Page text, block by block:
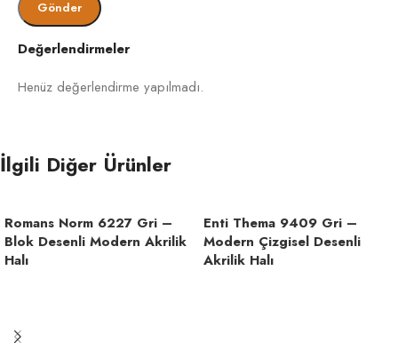
bezle hafif silme yapılır. Hav yönünde çalışmak
halıyı korur.
Lekeler tazeyken temizlenmelidir. İz tekrarlarsa
Bölge hafifçe taranarak eski formuna getirilir.
Değerlendirmeler
Henüz değerlendirme yapılmadı.
İlgili Diğer Ürünler
Romans Norm 6227 Gri –
Blok Desenli Modern Akrilik
Halı
Enti Thema 9409 Gri –
Modern Çizgisel Desenli
Akrilik Halı